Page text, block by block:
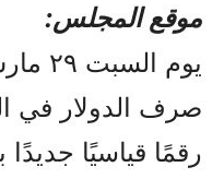
موقع المجلس:
صرف الدولار في